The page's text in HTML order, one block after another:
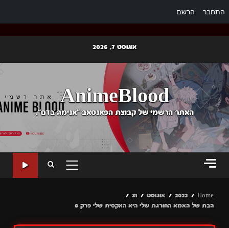
התחבר הרשם
content
אוגוסט 7, 2026
AnimeBlood
האתר הרשמי של קבוצת הפאנסאב "אנימה בדם".
PRIMARY
Home
2022 אוגוסט
31
הבת של האמא החורגת שלי היא האקסית שלי פרק 8